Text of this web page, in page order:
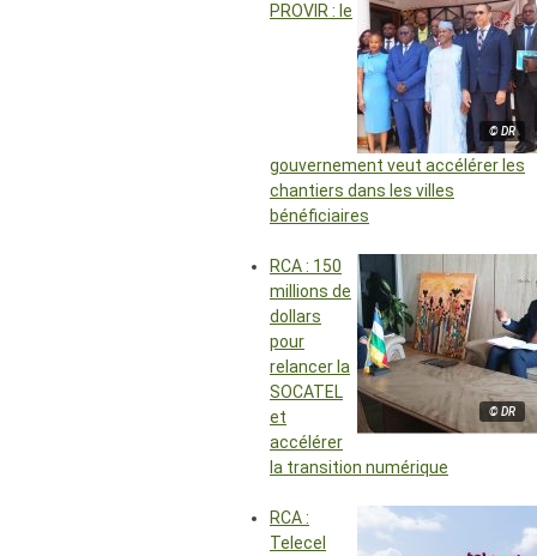
© DR
PROVIR : le
gouvernement veut accélérer les
chantiers dans les villes
bénéficiaires
© DR
RCA : 150
millions de
dollars
pour
relancer la
SOCATEL
et
accélérer
la transition numérique
RCA :
Telecel